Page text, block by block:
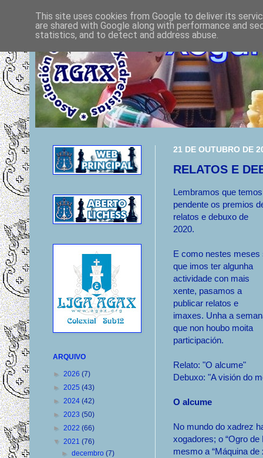
21 DE OUTUBRO DE
RELATOS E
Lembramos que temos
pendente os premios
relatos e debuxo de
2020.
E como nestes meses
que imos ter algunha
actividade con mais
xente, pasamos a
publicar relatos e
imaxes. Unha a
que non houbo moita
participación.
Relato: "O alcume"
Debuxo: "A visión do
O alcume
No mundo do xadrez
xogadores; o “Ogro de
mesmo a “Máquina
ARQUIVO
► 2026 (7)
► 2025 (43)
► 2024 (42)
► 2023 (50)
► 2022 (66)
▼ 2021 (76)
►decembro(7)
This site uses cookies from Google to deliver its
are shared with Google along with performance and
statistics, and to detect and address abuse.